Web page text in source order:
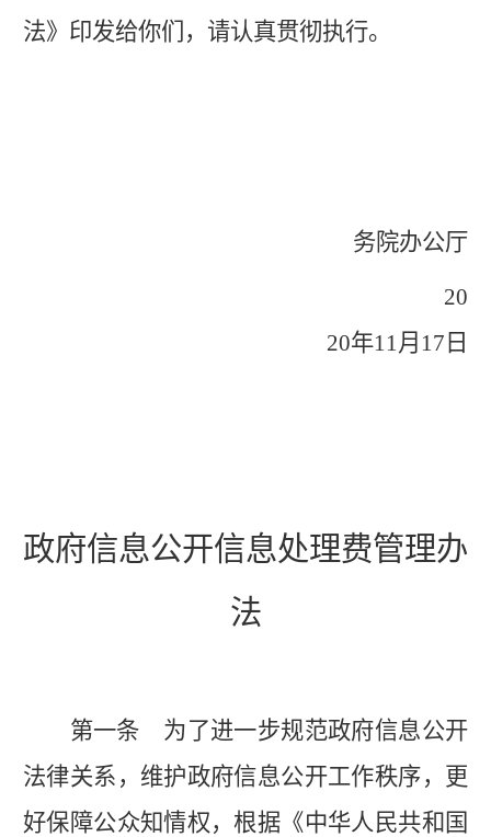
法》印发给你们，请认真贯彻执行。
务院办公厅
20
20年11月17日
政府信息公开信息处理费管理办
法
第一条 为了进一步规范政府信息公开
法律关系，维护政府信息公开工作秩序，更
好保障公众知情权，根据《中华人民共和国